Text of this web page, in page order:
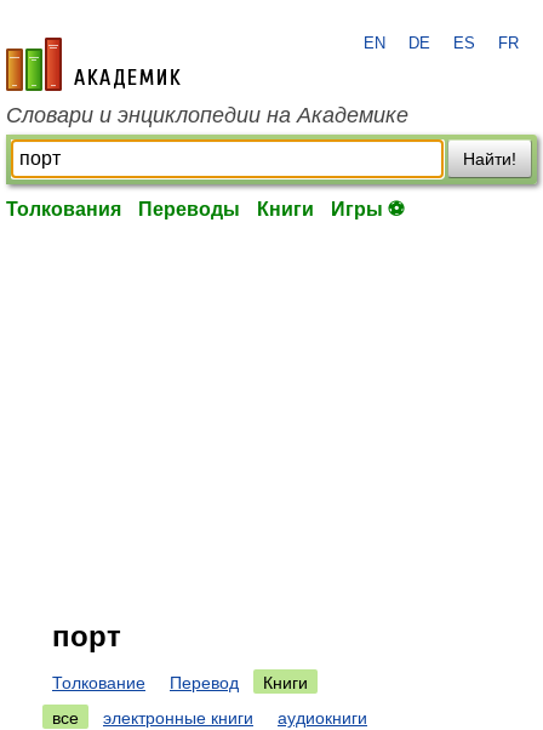
academic.ru
EN DE ES FR
Словари и энциклопедии на Академике
Найти!
Толкования Переводы Книги Игры ⚽
порт
Толкование Перевод
Книги
все
электронные книги аудиокниги